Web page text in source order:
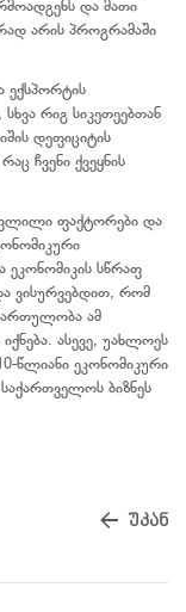
და მათი
არის პროგრამაში
ექსპორტის
რიგ სიკეთეებთან
დეფიციტის
ჩვენი ქვეყნის
ფაქტორები და
ეკონომიკის სწრაფ
ვისურვებდით, რომ
ამ
ასევე, უახლოეს
წლიანი ეკონომიკური
ბიზნეს
უკან